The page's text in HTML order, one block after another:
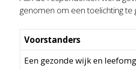
genomen om een toelichting
Voorstanders
Een gezonde wijk en